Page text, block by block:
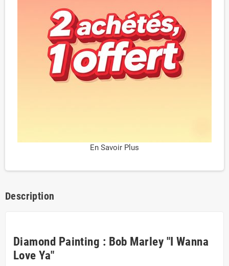
En Savoir Plus
Description
Diamond Painting : Bob Marley "I Wanna
Love Ya"